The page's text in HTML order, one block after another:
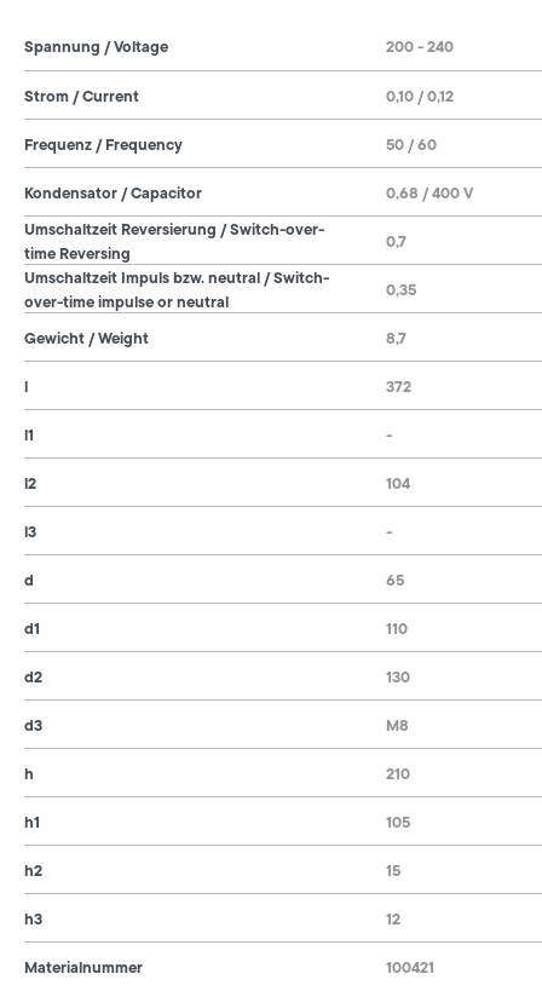
Spannung / Voltage
Strom / Current
Frequenz / Frequency
Kondensator / Capacitor
Umschaltzeit Reversierung / Switch-over-
time Reversing
Umschaltzeit Impuls bzw. neutral / Switch-
over-time impulse or neutral
Gewicht / Weight
l
l1
l2
l3
d
d1
d2
d3
h
h1
h2
h3
Materialnummer
200 - 240
0,10 / 0,12
50 / 60
0,68 / 400 V
0,7
0,35
8,7
372
-
104
-
65
110
130
M8
210
105
15
12
100421